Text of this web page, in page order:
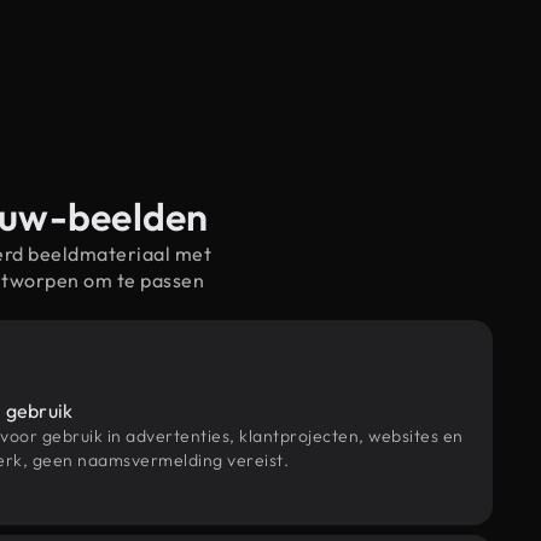
beelden
beeldmateriaal met
om te passen
gebruik
gebruik in advertenties, klantprojecten, websites en
geen naamsvermelding vereist.